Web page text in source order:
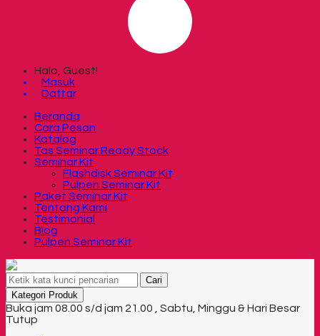
Halo, Guest!
Masuk
Daftar
Beranda
Cara Pesan
Katalog
Tas Seminar Ready Stock
Seminar Kit
Flashdisk Seminar Kit
Pulpen Seminar Kit
Paket Seminar Kit
Tentang Kami
Testimonial
Blog
Pulpen Seminar Kit
Cari
Kategori Produk
Buka jam 08.00 s/d jam 21.00 , Sabtu, Minggu & Hari Besar
Tutup